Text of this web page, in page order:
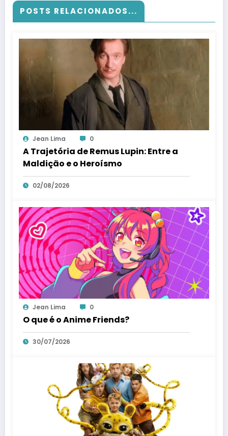
POSTS RELACIONADOS...
Jean Lima 0
A Trajetória de Remus Lupin: Entre a
Maldição e o Heroísmo
02/08/2026
Jean Lima 0
O que é o Anime Friends?
30/07/2026